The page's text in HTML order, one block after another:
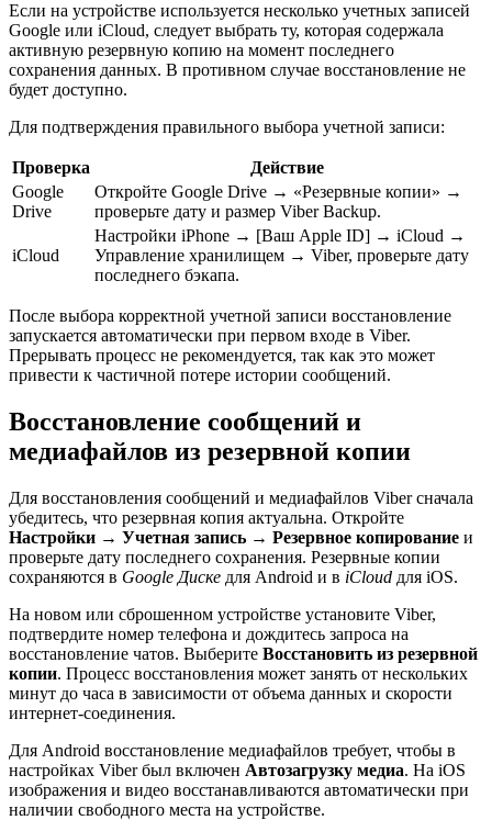
Если на устройстве используется несколько учетных записей
Google или iCloud, следует выбрать ту, которая содержала
активную резервную копию на момент последнего
сохранения данных. В противном случае восстановление не
будет доступно.
Для подтверждения правильного выбора учетной записи:
Проверка
Действие
Google
Drive
Откройте Google Drive → «Резервные копии» →
проверьте дату и размер Viber Backup.
iCloud
Настройки iPhone → [Ваш Apple ID] → iCloud →
Управление хранилищем → Viber, проверьте дату
последнего бэкапа.
После выбора корректной учетной записи восстановление
запускается автоматически при первом входе в Viber.
Прерывать процесс не рекомендуется, так как это может
привести к частичной потере истории сообщений.
Восстановление сообщений и
медиафайлов из резервной копии
Для восстановления сообщений и медиафайлов Viber сначала
убедитесь, что резервная копия актуальна. Откройте
Настройки → Учетная запись → Резервное копирование и
проверьте дату последнего сохранения. Резервные копии
сохраняются в Google Диске для Android и в iCloud для iOS.
На новом или сброшенном устройстве установите Viber,
подтвердите номер телефона и дождитесь запроса на
восстановление чатов. Выберите Восстановить из резервной
копии. Процесс восстановления может занять от нескольких
минут до часа в зависимости от объема данных и скорости
интернет-соединения.
Для Android восстановление медиафайлов требует, чтобы в
настройках Viber был включен Автозагрузку медиа. На iOS
изображения и видео восстанавливаются автоматически при
наличии свободного места на устройстве.